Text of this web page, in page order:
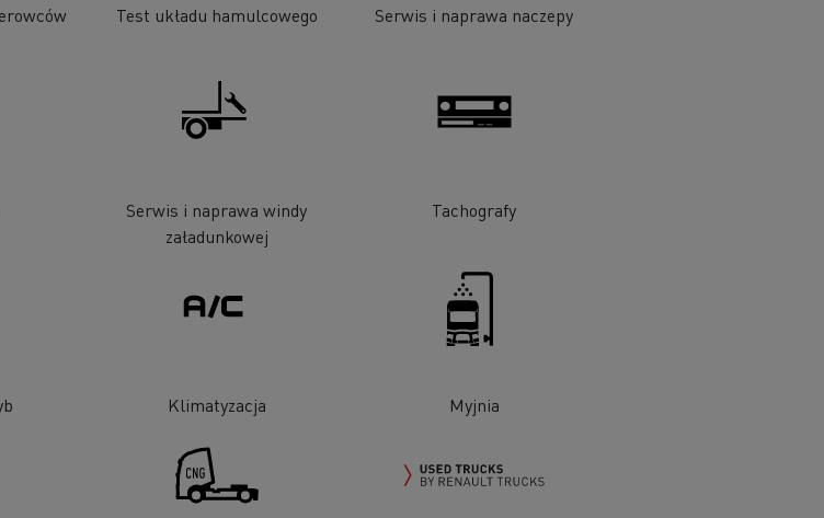
Test układu hamulcowego Serwis i naprawa naczepy
Serwis i naprawa windy
załadunkowej
Tachografy
Klimatyzacja Myjnia